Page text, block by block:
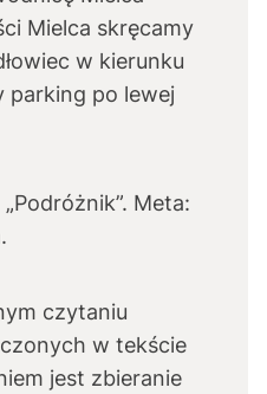
Mielca skręcamy
w kierunku
parking po lewej
Meta:
czytaniu
w tekście
jest zbieranie